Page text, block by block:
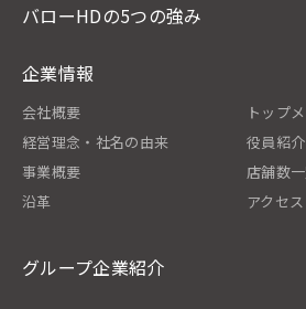
バローHDの5つの強み
企業情報
会社概要
トップ
経営理念・社名の由来
役員紹介
事業概要
店舗数
沿革
アクセス
グループ企業紹介